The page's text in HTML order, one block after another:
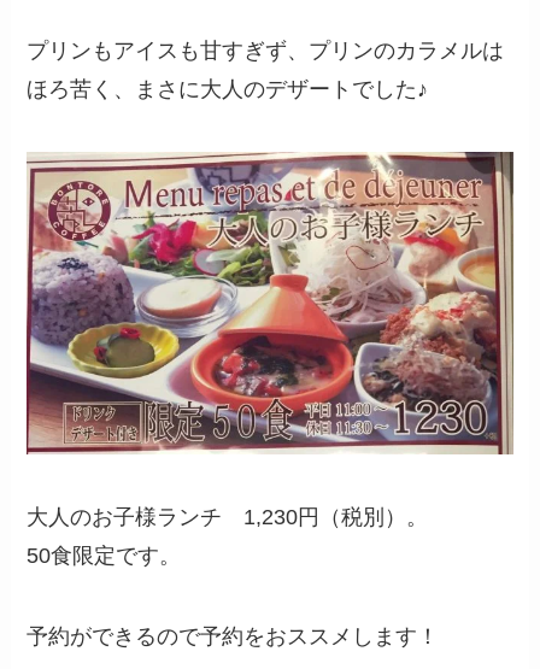
プリンもアイスも甘すぎず、プリンのカラメルは
ほろ苦く、まさに大人のデザートでした♪
大人のお子様ランチ 1,230円（税別）。
50食限定です。
予約ができるので予約をおススメします！